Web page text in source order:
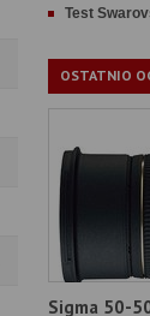
Test
OSTATNIO
Sigma 50-